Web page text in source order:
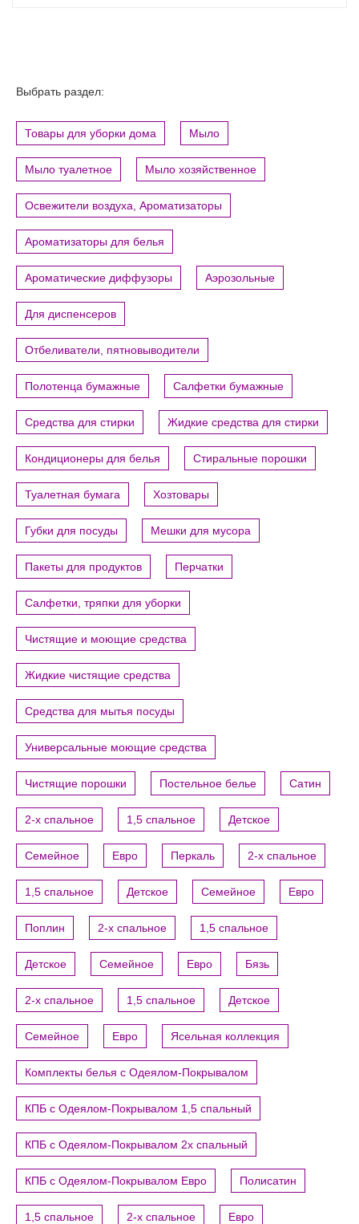
Выбрать раздел:
Товары для уборки дома Мыло
Мыло туалетное Мыло хозяйственное
Освежители воздуха, Ароматизаторы
Ароматизаторы для белья
Ароматические диффузоры Аэрозольные
Для диспенсеров
Отбеливатели, пятновыводители
Полотенца бумажные Салфетки бумажные
Средства для стирки Жидкие средства для стирки
Кондиционеры для белья Стиральные порошки
Туалетная бумага Хозтовары
Губки для посуды Мешки для мусора
Пакеты для продуктов Перчатки
Салфетки, тряпки для уборки
Чистящие и моющие средства
Жидкие чистящие средства
Средства для мытья посуды
Универсальные моющие средства
Чистящие порошки Постельное белье Сатин
2-х спальное 1,5 спальное Детское
Семейное Евро Перкаль 2-х спальное
1,5 спальное Детское Семейное Евро
Поплин 2-х спальное 1,5 спальное
Детское Семейное Евро Бязь
2-х спальное 1,5 спальное Детское
Семейное Евро Ясельная коллекция
Комплекты белья с Одеялом-Покрывалом
КПБ с Одеялом-Покрывалом 1,5 спальный
КПБ с Одеялом-Покрывалом 2х спальный
КПБ с Одеялом-Покрывалом Евро Полисатин
1,5 спальное 2-х спальное Евро